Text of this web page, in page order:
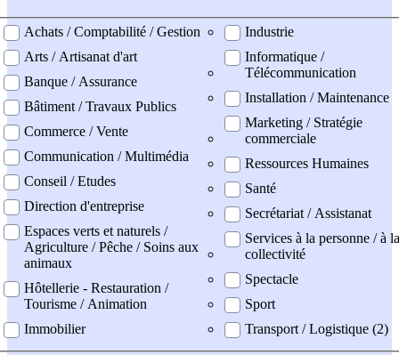
professionel
Achats / Comptabilité / Gestion
Arts / Artisanat d'art
Banque / Assurance
Bâtiment / Travaux Publics
Commerce / Vente
Communication / Multimédia
Conseil / Etudes
Direction d'entreprise
Espaces verts et naturels /
Agriculture / Pêche / Soins aux
animaux
Hôtellerie - Restauration /
Tourisme / Animation
Immobilier
Industrie
Informatique /
Télécommunication
Installation / Maintenance
Marketing / Stratégie
commerciale
Ressources Humaines
Santé
Secrétariat / Assistanat
Services à la personne / à la
collectivité
Spectacle
Sport
Transport / Logistique (2)